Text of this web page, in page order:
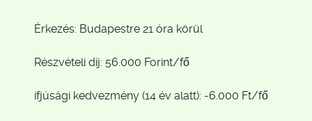
Érkezés: Budapestre 21 óra körül
Részvételi díj: 56.000 Forint/fő
ifjúsági kedvezmény (14 év alatt): -6.000 Ft/fő